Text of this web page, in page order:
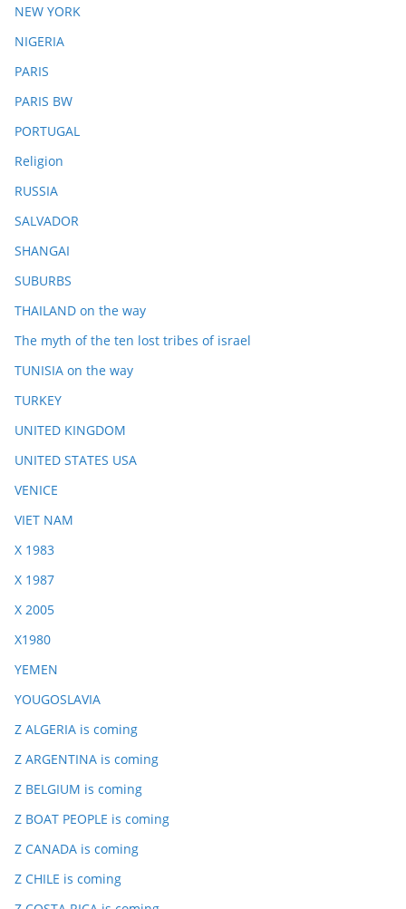
NEW YORK
NIGERIA
PARIS
PARIS BW
PORTUGAL
Religion
RUSSIA
SALVADOR
SHANGAI
SUBURBS
THAILAND on the way
The myth of the ten lost tribes of israel
TUNISIA on the way
TURKEY
UNITED KINGDOM
UNITED STATES USA
VENICE
VIET NAM
X 1983
X 1987
X 2005
X1980
YEMEN
YOUGOSLAVIA
Z ALGERIA is coming
Z ARGENTINA is coming
Z BELGIUM is coming
Z BOAT PEOPLE is coming
Z CANADA is coming
Z CHILE is coming